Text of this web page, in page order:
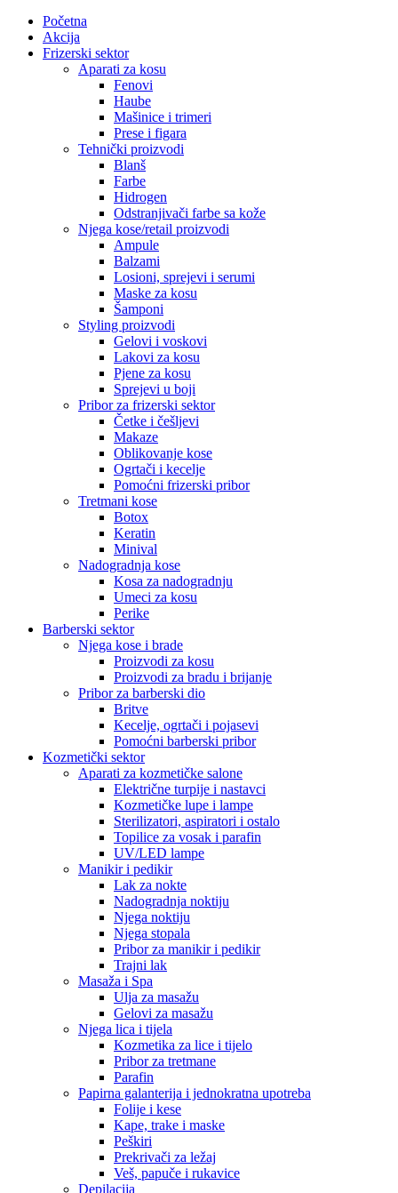
Početna
Akcija
Frizerski sektor
Aparati za kosu
Fenovi
Haube
Mašinice i trimeri
Prese i figara
Tehnički proizvodi
Blanš
Farbe
Hidrogen
Odstranjivači farbe sa kože
Njega kose/retail proizvodi
Ampule
Balzami
Losioni, sprejevi i serumi
Maske za kosu
Šamponi
Styling proizvodi
Gelovi i voskovi
Lakovi za kosu
Pjene za kosu
Sprejevi u boji
Pribor za frizerski sektor
Četke i češljevi
Makaze
Oblikovanje kose
Ogrtači i kecelje
Pomoćni frizerski pribor
Tretmani kose
Botox
Keratin
Minival
Nadogradnja kose
Kosa za nadogradnju
Umeci za kosu
Perike
Barberski sektor
Njega kose i brade
Proizvodi za kosu
Proizvodi za bradu i brijanje
Pribor za barberski dio
Britve
Kecelje, ogrtači i pojasevi
Pomoćni barberski pribor
Kozmetički sektor
Aparati za kozmetičke salone
Električne turpije i nastavci
Kozmetičke lupe i lampe
Sterilizatori, aspiratori i ostalo
Topilice za vosak i parafin
UV/LED lampe
Manikir i pedikir
Lak za nokte
Nadogradnja noktiju
Njega noktiju
Njega stopala
Pribor za manikir i pedikir
Trajni lak
Masaža i Spa
Ulja za masažu
Gelovi za masažu
Njega lica i tijela
Kozmetika za lice i tijelo
Pribor za tretmane
Parafin
Papirna galanterija i jednokratna upotreba
Folije i kese
Kape, trake i maske
Peškiri
Prekrivači za ležaj
Veš, papuče i rukavice
Depilacija